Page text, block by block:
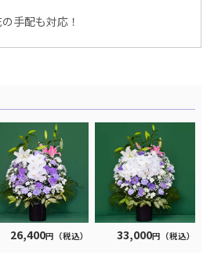
手配も対応！
26,400円（税込） 33,000円（税込）